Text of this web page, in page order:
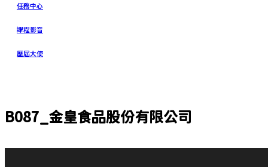
任務中心
課程影音
歷屆大使
B087_金皇食品股份有限公司